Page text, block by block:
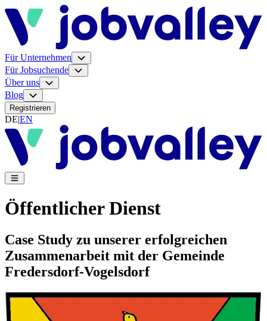
Für Unternehmen
Für Jobsuchende
Über uns
Blog
Registrieren
DE|EN
Öffentlicher Dienst
Case Study zu unserer erfolgreichen
Zusammenarbeit mit der Gemeinde
Fredersdorf-Vogelsdorf